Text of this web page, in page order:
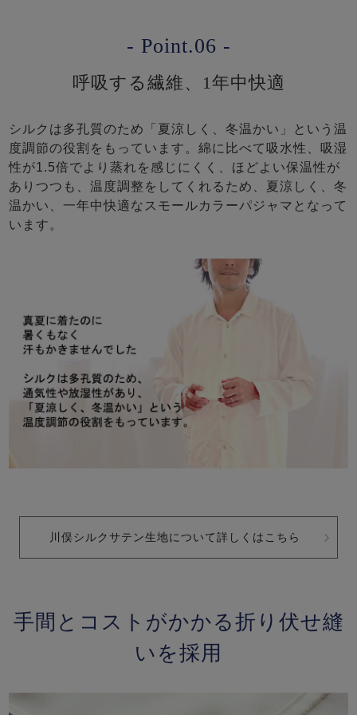
- Point.06 -
呼吸する繊維、1年中快適
シルクは多孔質のため「夏涼しく、冬温かい」という温
度調節の役割をもっています。綿に比べて吸水性、吸湿
性が1.5倍でより蒸れを感じにくく、ほどよい保温性が
ありつつも、温度調整をしてくれるため、夏涼しく、冬
温かい、一年中快適なスモールカラーパジャマとなって
います。
川俣シルクサテン生地について詳しくはこちら
手間とコストがかかる折り伏せ縫
いを採用